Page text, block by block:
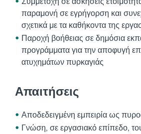
παραμονή σε εγρήγορση και
σχετικά με τα καθήκοντα της
Παροχή βοήθειας σε δημόσια
προγράμματα για την αποφυγή
ατυχημάτων πυρκαγιάς
Απαιτήσεις
Αποδεδειγμένη εμπειρία ως
Γνώση, σε εργασιακό επίπεδο,